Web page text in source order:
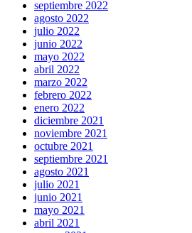
septiembre 2022
agosto 2022
julio 2022
junio 2022
mayo 2022
abril 2022
marzo 2022
febrero 2022
enero 2022
diciembre 2021
noviembre 2021
octubre 2021
septiembre 2021
agosto 2021
julio 2021
junio 2021
mayo 2021
abril 2021